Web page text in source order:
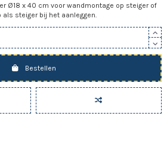
Ø18 x 40 cm voor wandmontage op steiger of
steiger bij het aanleggen.
Bestellen